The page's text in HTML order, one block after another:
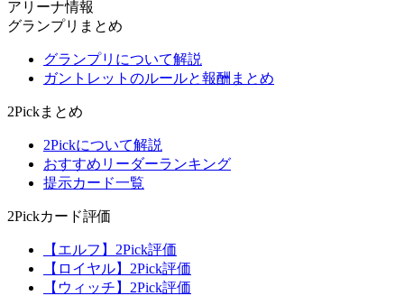
アリーナ情報
グランプリまとめ
グランプリについて解説
ガントレットのルールと報酬まとめ
2Pickまとめ
2Pickについて解説
おすすめリーダーランキング
提示カード一覧
2Pickカード評価
【エルフ】2Pick評価
【ロイヤル】2Pick評価
【ウィッチ】2Pick評価